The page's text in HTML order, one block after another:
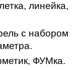
линейка,
с набором
ФУМка.